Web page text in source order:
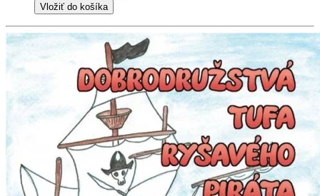
Vložiť do košíka